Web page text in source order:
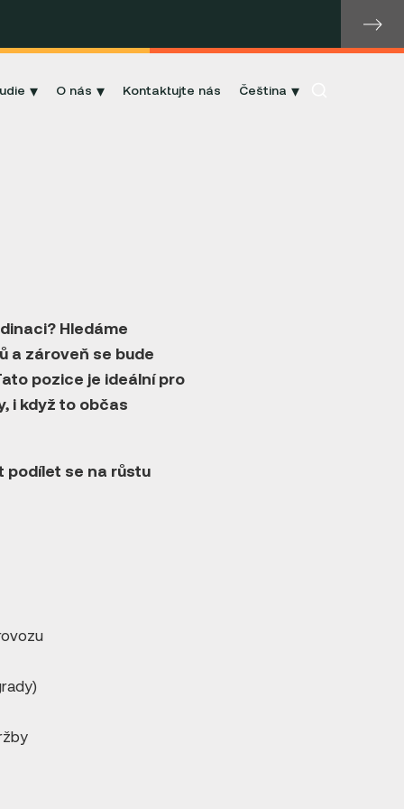
O nás Kontaktujte nás Čeština
Hledáme
a zároveň se bude
pozice je ideální pro
i když to občas
podílet se na růstu